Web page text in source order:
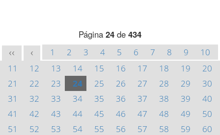
Página 24 de 434
<< < 1 2 3 4 5 6 7 8 9
10
11
12 13 14 15 16 17 18 19
20
21
22 23 24 25 26 27 28 29
30
31
32 33 34 35 36 37 38 39
40
41
42 43 44 45 46 47 48 49
50
51
52 53 54 55 56 57 58 59
60